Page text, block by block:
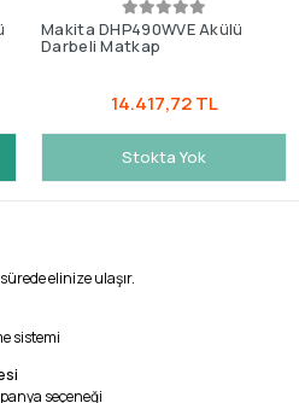
Makita DHP490WVE Akülü
Darbeli Matkap
14.417,72 TL
Stokta Yok
elinize ulaşır.
sistemi
seçeneği